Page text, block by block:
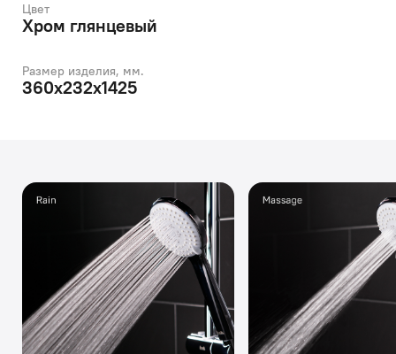
Цвет
Хром глянцевый
Размер изделия, мм.
360x232x1425